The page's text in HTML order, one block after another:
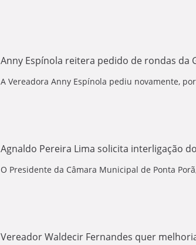
Anny Espínola reitera pedido de rondas da
A Vereadora Anny Espínola pediu novamente,
Agnaldo Pereira Lima solicita interligação
O Presidente da Câmara Municipal de Ponta
Vereador Waldecir Fernandes quer